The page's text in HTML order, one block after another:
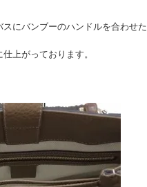
スにバンブーのハンドルを合わせた
上がっております。